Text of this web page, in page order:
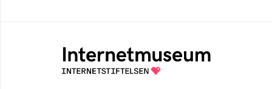
Ett digitalt museum som byggts, och kureras
av Internetstiftelsen